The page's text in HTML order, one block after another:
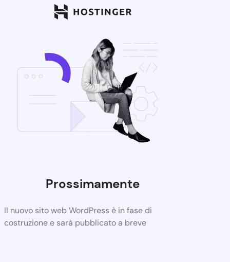
Prossimamente
Il nuovo sito web WordPress è in fase di
costruzione e sarà pubblicato a breve